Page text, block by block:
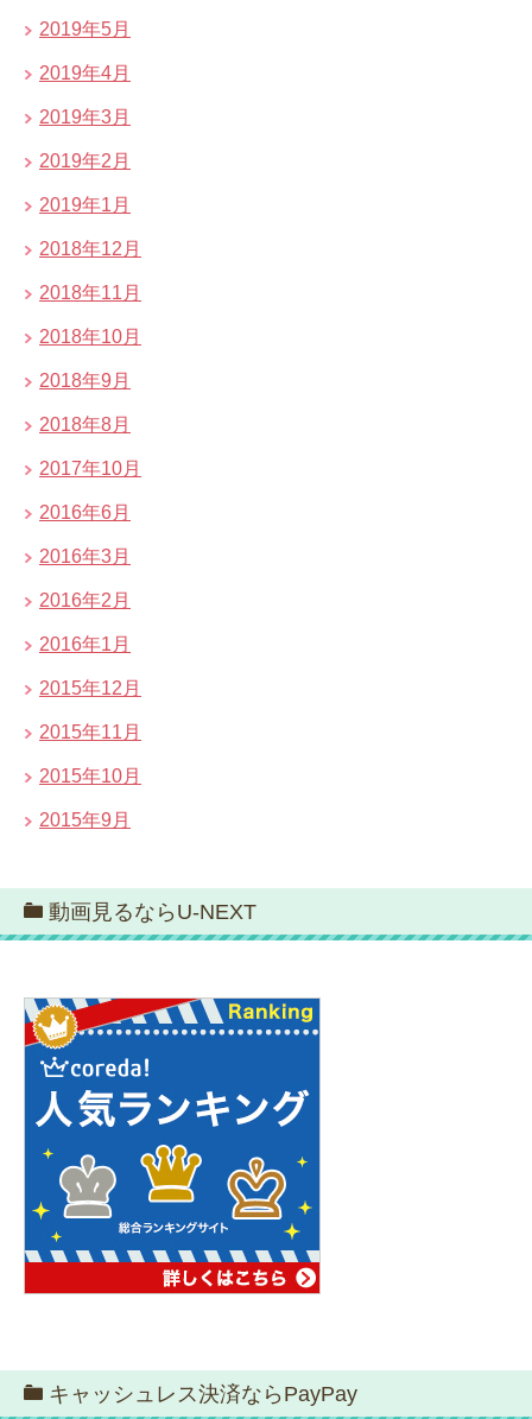
2019年5月
2019年4月
2019年3月
2019年2月
2019年1月
2018年12月
2018年11月
2018年10月
2018年9月
2018年8月
2017年10月
2016年6月
2016年3月
2016年2月
2016年1月
2015年12月
2015年11月
2015年10月
2015年9月
動画見るならU-NEXT
キャッシュレス決済ならPayPay